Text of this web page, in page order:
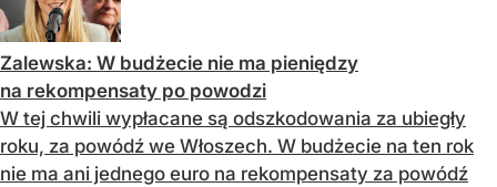
Zalewska: W budżecie nie ma pieniędzy
na rekompensaty po powodzi
W tej chwili wypłacane są odszkodowania za ubiegły
roku, za powódź we Włoszech. W budżecie na ten rok
nie ma ani jednego euro na rekompensaty za powódź